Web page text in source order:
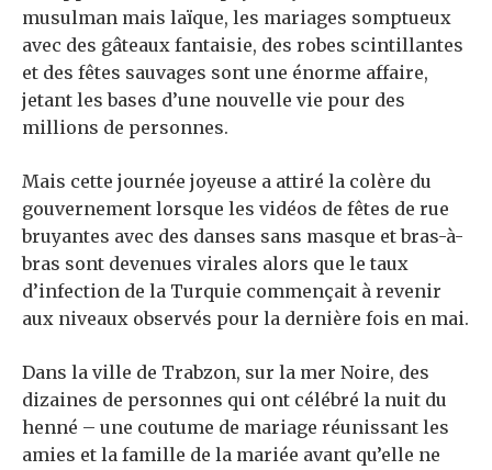
musulman mais laïque, les mariages somptueux
avec des gâteaux fantaisie, des robes scintillantes
et des fêtes sauvages sont une énorme affaire,
jetant les bases d’une nouvelle vie pour des
millions de personnes.
Mais cette journée joyeuse a attiré la colère du
gouvernement lorsque les vidéos de fêtes de rue
bruyantes avec des danses sans masque et bras-à-
bras sont devenues virales alors que le taux
d’infection de la Turquie commençait à revenir
aux niveaux observés pour la dernière fois en mai.
Dans la ville de Trabzon, sur la mer Noire, des
dizaines de personnes qui ont célébré la nuit du
henné – une coutume de mariage réunissant les
amies et la famille de la mariée avant qu’elle ne